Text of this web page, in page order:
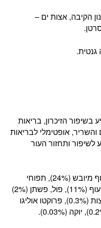
הקיבה, אצות ים –
בשיפור הזיכרון, בריאות
אופטימלי לבריאות
לשיפור ותחזור העור
רכיבים : סלמון טרי (30%), בשר עוף מיובש (24%), תפוחי
אדמה (15%), אפונה (15%), שומן עוף (11%), פול, פשתן (2%)
ציפת סלק מיובש, שמרים, קמח אצות (0.3%), פרוקטו אוליגו